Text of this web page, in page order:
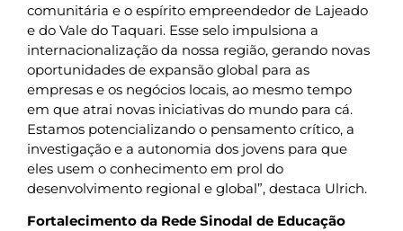
comunitária e o espírito empreendedor de Lajeado
e do Vale do Taquari. Esse selo impulsiona a
internacionalização da nossa região, gerando novas
oportunidades de expansão global para as
empresas e os negócios locais, ao mesmo tempo
em que atrai novas iniciativas do mundo para cá.
Estamos potencializando o pensamento crítico, a
investigação e a autonomia dos jovens para que
eles usem o conhecimento em prol do
desenvolvimento regional e global”, destaca Ulrich.
Fortalecimento da Rede Sinodal de Educação